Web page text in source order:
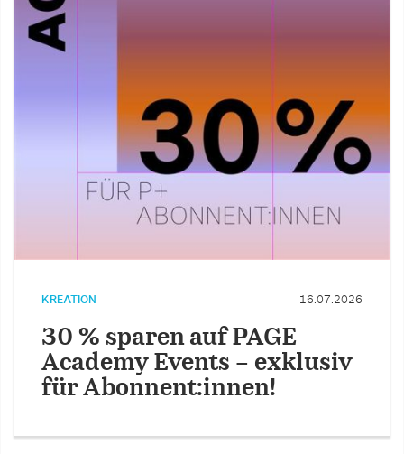
KREATION 16.07.2026
30 % sparen auf PAGE
Academy Events – exklusiv
für Abonnent:innen!